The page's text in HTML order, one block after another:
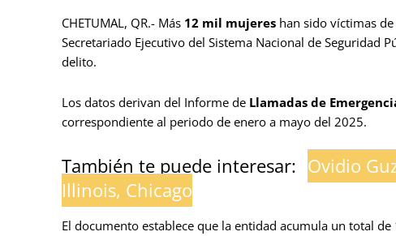
CHETUMAL, QR.- Más 12 mil mujeres han sido víctimas de
Secretariado Ejecutivo del Sistema Nacional de Seguridad
delito.
Los datos derivan del Informe de Llamadas de
correspondiente al periodo de enero a mayo del 2025.
También te puede interesar: Ovidio
Illinois, Chicago
El documento establece que la entidad acumula un total